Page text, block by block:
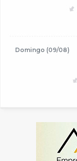
Domingo (09/08)